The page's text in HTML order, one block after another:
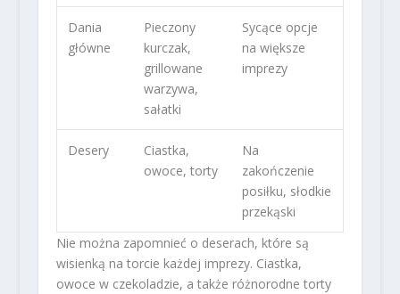
Dania
główne
Pieczony
kurczak,
grillowane
warzywa,
sałatki
Sycące opcje
na większe
imprezy
Desery
Ciastka,
owoce, torty
Na
zakończenie
posiłku, słodkie
przekąski
Nie można zapomnieć o deserach, które są
wisienką na torcie każdej imprezy. Ciastka,
owoce w czekoladzie, a także różnorodne torty